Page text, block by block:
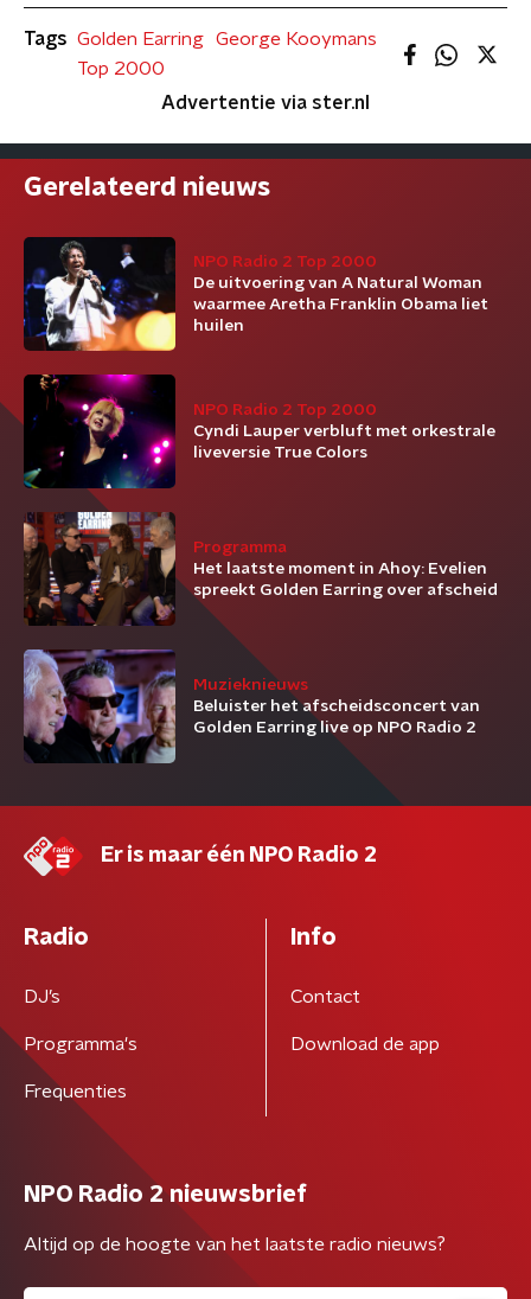
Tags Golden Earring
George Kooymans
Top 2000
Advertentie via ster.nl
Gerelateerd nieuws
NPO Radio 2 Top 2000
De uitvoering van A Natural Woman
waarmee Aretha Franklin Obama liet
huilen
NPO Radio 2 Top 2000
Cyndi Lauper verbluft met orkestrale
liveversie True Colors
Programma
Het laatste moment in Ahoy: Evelien
spreekt Golden Earring over afscheid
Muzieknieuws
Beluister het afscheidsconcert van
Golden Earring live op NPO Radio 2
Er is maar één NPO Radio 2
Radio
DJ’s
Programma's
Frequenties
Info
Contact
Download de app
NPO Radio 2 nieuwsbrief
Altijd op de hoogte van het laatste radio nieuws?